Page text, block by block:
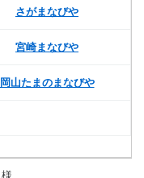
さがまなびや
宮崎まなびや
岡山たまのまなびや
様